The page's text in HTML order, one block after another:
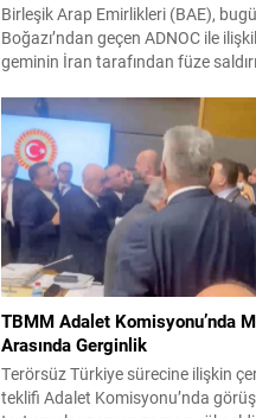
Birleşik Arap Emirlikleri (BAE),
Boğazı’ndan geçen ADNOC ile
geminin İran tarafından füze
alındığını bildirirken saldırıyı kınadı
korsanlıkla suçladı. WAM
açıklamada, ADNOC’a ait bir
saatlerinde hedef alındığı belirtildi;
dakikalarda ise BAE...
TBMM Adalet Komisyonu’nda
Arasında Gerginlik
Terörsüz Türkiye sürecine ilişkin
teklifi Adalet Komisyonu’nda